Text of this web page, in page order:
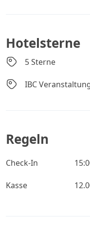
Hotelsterne
5 Sterne
IBC
Regeln
Check-In
Kasse